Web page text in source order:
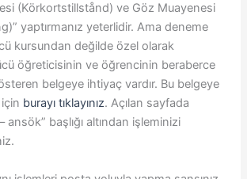
(Körkortstillstånd) ve Göz Muayenesi
yaptırmanız yeterlidir. Ama deneme
kursundan değilde özel olarak
öğreticisinin ve öğrencinin beraberce
belgeye ihtiyaç vardır. Bu belgeye
burayı tıklayınız. Açılan sayfada
ansök” başlığı altından işleminizi